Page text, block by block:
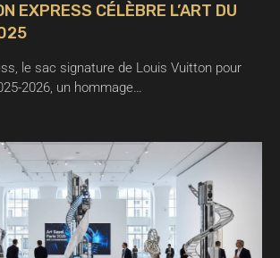
EXPRESS CÉLÈBRE L’ART DU
le sac signature de Louis Vuitton pour
2026, un hommage…